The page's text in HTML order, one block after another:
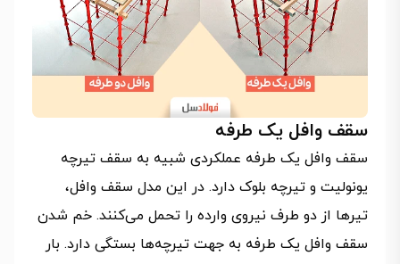
سقف وافل یک طرفه
سقف وافل یک طرفه عملکردی شبیه به سقف تیرچه
یونولیت و تیرچه بلوک دارد. در این مدل سقف وافل،
تیرها از دو طرف نیروی وارده را تحمل می‌کنند. خم شدن
سقف وافل یک طرفه به جهت تیرچه‌ها بستگی دارد. بار